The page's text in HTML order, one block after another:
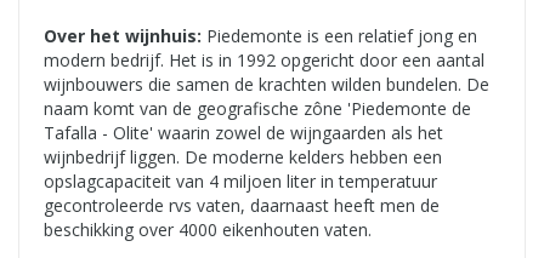
Over het wijnhuis: Piedemonte is een relatief jong en
modern bedrijf. Het is in 1992 opgericht door een aantal
wijnbouwers die samen de krachten wilden bundelen. De
naam komt van de geografische zône 'Piedemonte de
Tafalla - Olite' waarin zowel de wijngaarden als het
wijnbedrijf liggen. De moderne kelders hebben een
opslagcapaciteit van 4 miljoen liter in temperatuur
gecontroleerde rvs vaten, daarnaast heeft men de
beschikking over 4000 eikenhouten vaten.